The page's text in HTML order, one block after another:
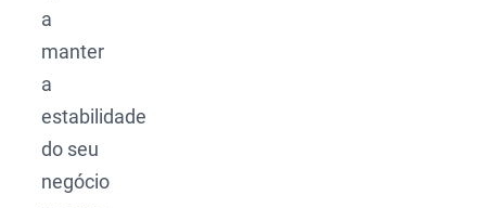
a
manter
a
estabilidade
do seu
negócio